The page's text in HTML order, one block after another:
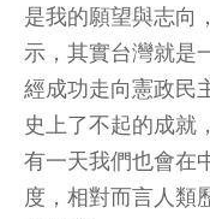
是我的願望與志向
示，其實台灣就是
經成功走向憲政民
史上了不起的成就
有一天我們也會在
度，相對而言人類